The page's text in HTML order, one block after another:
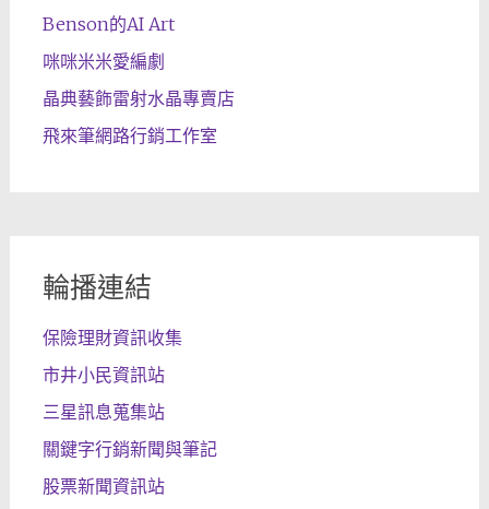
Benson的AI Art
咪咪米米愛編劇
晶典藝飾雷射水晶專賣店
飛來筆網路行銷工作室
輪播連結
保險理財資訊收集
市井小民資訊站
三星訊息蒐集站
關鍵字行銷新聞與筆記
股票新聞資訊站